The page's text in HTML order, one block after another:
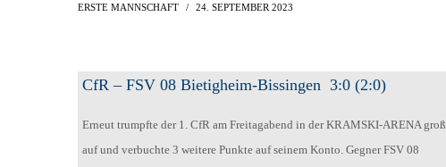
LIGA – SPIELPLAN
LIGA – TORSCHÜTZEN
AH-TURNIER
SCHNÜRLES
SAISON 2015/2016
ERSTE MANNSCHAFT 24. SEPTEMBER 2023
CfR – FSV 08 Bietigheim-Bissingen 3:0 (2:0)
Erneut trumpfte der 1. CfR am Freitagabend in der KRAMSKI-ARENA groß
auf und verbuchte 3 weitere Punkte auf seinem Konto. Gegner FSV 08